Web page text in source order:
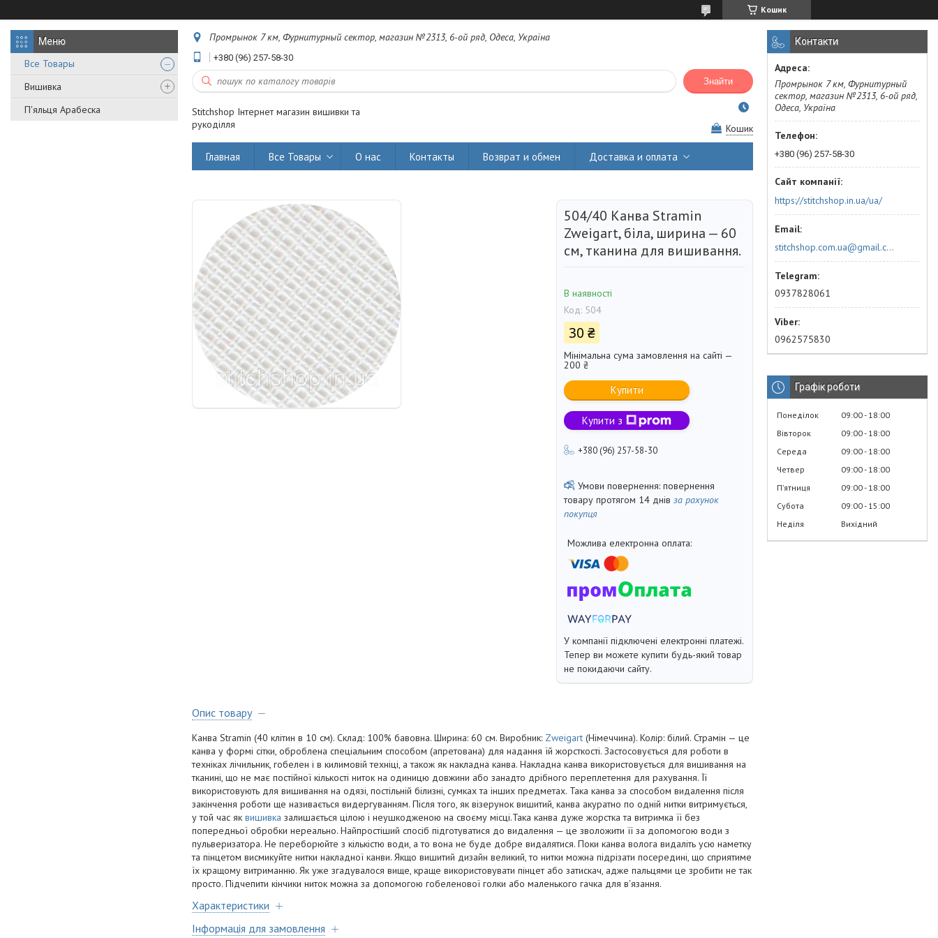
Кошик
Все Товары
Вишивка
П'яльця Арабеска
Промрынок 7 км, Фурнитурный сектор, магазин №2313, 6-ой ряд, Одеса, Україна
+380 (96) 257-58-30
Знайти
Stitchshop Інтернет магазин вишивки та
рукоділля
Кошик
Главная Все Товары О нас Контакты Возврат и обмен Доставка и оплата
504/40 Канва Stramin
Zweigart, біла, ширина — 60
см, тканина для вишивання.
В наявності
Код: 504
30 ₴
Мінімальна сума замовлення на сайті —
200 ₴
Купити
Купити з
+380 (96) 257-58-30
повернення
товару протягом 14 днів за рахунок
покупця
У компанії підключені електронні платежі.
Тепер ви можете купити будь-який товар
не покидаючи сайту.
Опис товару
Канва Stramin (40 клітин в 10 см). Склад: 100% бавовна. Ширина: 60 см. Виробник: Zweigart (Німеччина). Колір: білий. Страмін — це
канва у формі сітки, оброблена спеціальним способом (апретована) для надання їй жорсткості. Застосовується для роботи в
техніках лічильник, гобелен і в килимовій техніці, а також як накладна канва. Накладна канва використовується для вишивання на
тканині, що не має постійної кількості ниток на одиницю довжини або занадто дрібного переплетення для рахування. Її
використовують для вишивання на одязі, постільній білизні, сумках та інших предметах. Така канва за способом видалення після
закінчення роботи ще називається видергуванням. Після того, як візерунок вишитий, канва акуратно по одній нитки витримується,
у той час як вишивка залишається цілою і неушкодженою на своєму місці.Така канва дуже жорстка та витримка її без
попередньої обробки нереально. Найпростіший спосіб підготуватися до видалення — це зволожити її за допомогою води з
пульверизатора. Не переборюйте з кількістю води, а то вона не буде добре видалятися. Поки канва волога видаліть усю наметку
та пінцетом висмикуйте нитки накладної канви. Якщо вишитий дизайн великий, то нитки можна підрізати посередині, що сприятиме
їх кращому витриманню. Як уже згадувалося вище, краще використовувати пінцет або затискач, адже пальцями це зробити не так
просто. Підчепити кінчики ниток можна за допомогою гобеленової голки або маленького гачка для в'язання.
Характеристики
Інформація для замовлення
Контакти
Промрынок 7 км, Фурнитурный
сектор, магазин №2313, 6-ой ряд,
Одеса, Україна
+380 (96) 257-58-30
https://stitchshop.in.ua/ua/
stitchshop.com.ua@gmail.com
0937828061
0962575830
Графік роботи
Понеділок 09:00 18:00
Вівторок
09:00 18:00
Середа
09:00 18:00
Четвер
09:00 18:00
Пʼятниця
09:00 18:00
Субота
09:00 15:00
Неділя
Вихідний